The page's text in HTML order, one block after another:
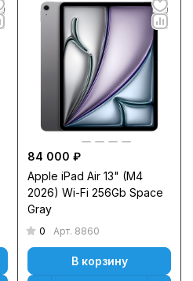
84 000 ₽
Apple iPad Air 13" (M4
2026) Wi-Fi 256Gb Space
Gray
0 Арт. 8860
В корзину